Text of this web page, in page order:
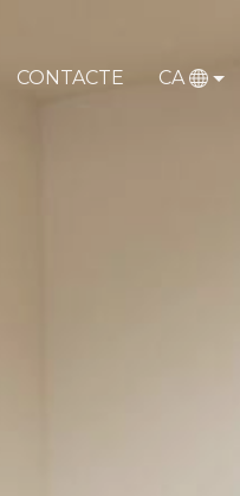
CONTACTE CA